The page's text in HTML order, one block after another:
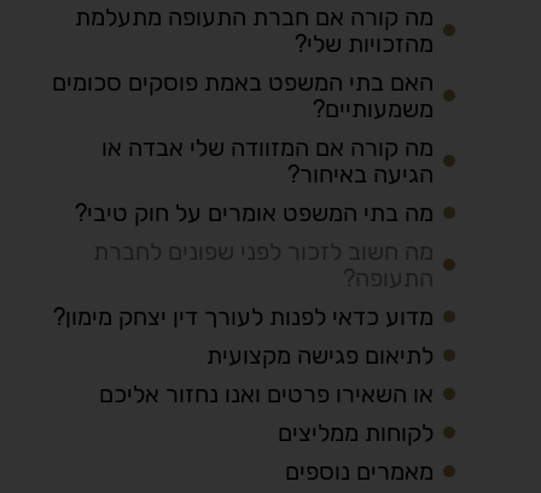
מה קורה אם חברת התעופה מתעלמת
מהזכויות שלי?
האם בתי המשפט באמת פוסקים סכומים
משמעותיים?
מה קורה אם המזוודה שלי אבדה או
הגיעה באיחור?
מה בתי המשפט אומרים על חוק טיבי?
מה חשוב לזכור לפני שפונים לחברת
התעופה?
מדוע כדאי לפנות לעורך דין יצחק מימון?
לתיאום פגישה מקצועית
או השאירו פרטים ואנו נחזור אליכם
לקוחות ממליצים
מאמרים נוספים